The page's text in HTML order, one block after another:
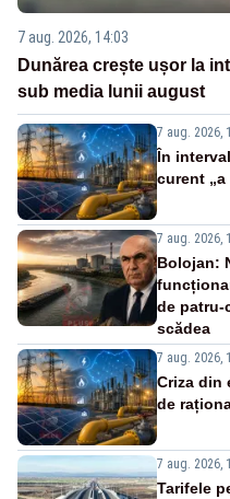
7 aug. 2026, 14:03
Dunărea crește ușor la
sub media lunii august
7 aug. 2026,
În
curent „a
7 aug. 2026,
Bolojan:
de patru-
scădea
7 aug. 2026,
Criza din
de
7 aug. 2026,
Tarifele